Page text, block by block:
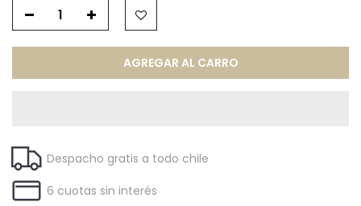
AGREGAR AL CARRO
Despacho gratis a todo chile
6 cuotas sin interés